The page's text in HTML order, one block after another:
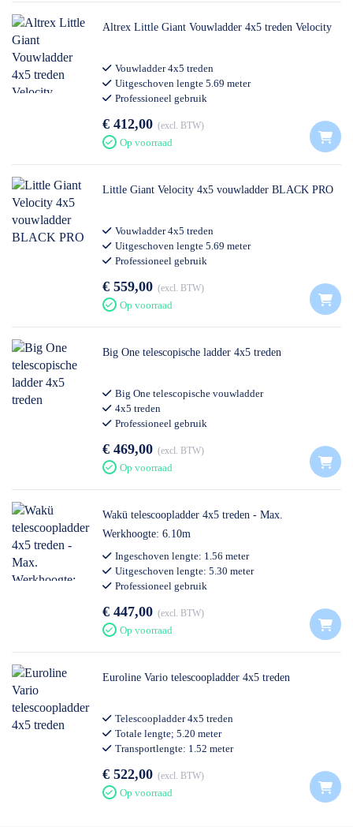
Altrex Little Giant Vouwladder 4x5 treden Velocity
Vouwladder 4x5 treden
Uitgeschoven lengte 5.69 meter
Professioneel gebruik
€ 412,00 excl. BTW
Op voorraad
Little Giant Velocity 4x5 vouwladder BLACK PRO
Vouwladder 4x5 treden
Uitgeschoven lengte 5.69 meter
Professioneel gebruik
€ 559,00 excl. BTW
Op voorraad
Big One telescopische ladder 4x5 treden
Big One telescopische vouwladder
4x5 treden
Professioneel gebruik
€ 469,00 excl. BTW
Op voorraad
Wakü telescoopladder 4x5 treden - Max.
Werkhoogte: 6.10m
Ingeschoven lengte: 1.56 meter
Uitgeschoven lengte: 5.30 meter
Professioneel gebruik
€ 447,00 excl. BTW
Op voorraad
Euroline Vario telescoopladder 4x5 treden
Telescoopladder 4x5 treden
Totale lengte; 5.20 meter
Transportlengte: 1.52 meter
€ 522,00 excl. BTW
Op voorraad